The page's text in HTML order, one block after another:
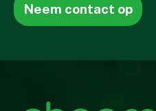
Neem contact op